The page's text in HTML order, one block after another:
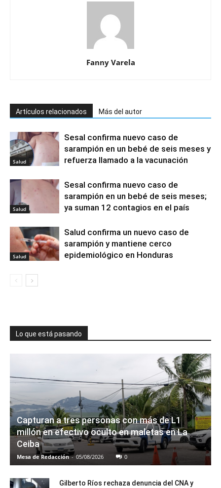
Fanny Varela
Artículos relacionados Más del autor
Salud
Sesal confirma nuevo caso de
sarampión en un bebé de seis meses y
refuerza llamado a la vacunación
Salud
Sesal confirma nuevo caso de
sarampión en un bebé de seis meses;
ya suman 12 contagios en el país
Salud
Salud confirma un nuevo caso de
sarampión y mantiene cerco
epidemiológico en Honduras
Lo que está pasando
Capturan a tres personas con más de L1
millón en efectivo oculto en maletas en La
Ceiba
Mesa de Redacción - 05/08/2026 0
Gilberto Ríos rechaza denuncia del CNA y